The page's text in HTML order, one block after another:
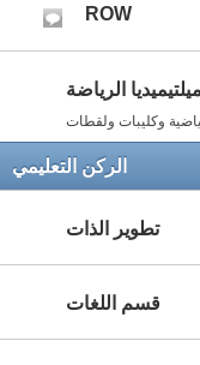
ROW
ميلتيميديا الرياضة
وكليبات ولقطات
الركن التعليمي
تطوير الذات
قسم اللغات